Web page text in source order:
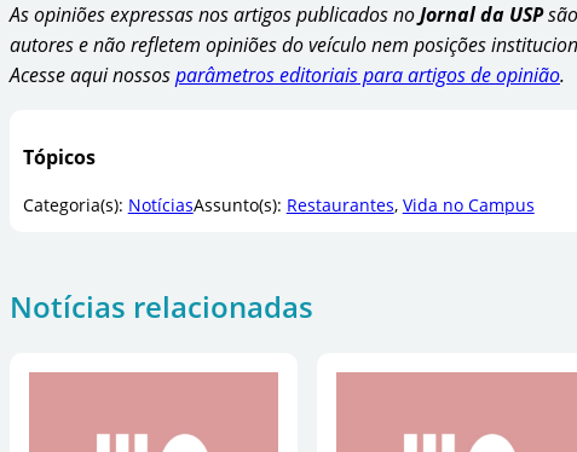
As opiniões expressas nos artigos publicados noJornal da USP
autores e não refletem opiniões do veículo nem posições
Acesse aqui nossosparâmetros editoriais para artigos de opinião.
Tópicos
Categoria(s): NotíciasAssunto(s): Restaurantes, Vida no Campus
Notícias relacionadas